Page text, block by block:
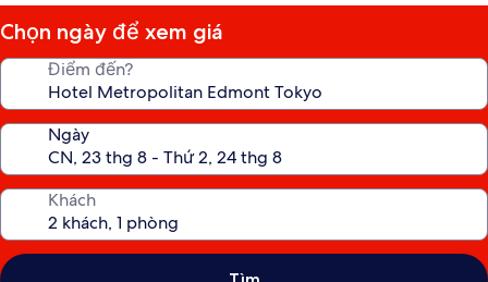
4.0
sao
Chọn ngày để xem giá
Điểm đến?
Ngày
Khách